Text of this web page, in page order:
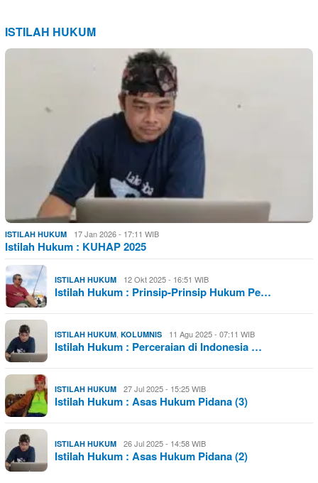
ISTILAH HUKUM
ISTILAH HUKUM 17 Jan 2026 - 17:11 WIB
Istilah Hukum : KUHAP 2025
ISTILAH HUKUM 12 Okt 2025 - 16:51 WIB
Istilah Hukum : Prinsip-Prinsip Hukum Pe…
ISTILAH HUKUM KOLUMNIS 11 Agu 2025 - 07:11 WIB
Istilah Hukum : Perceraian di Indonesia …
ISTILAH HUKUM 27 Jul 2025 - 15:25 WIB
Istilah Hukum : Asas Hukum Pidana (3)
ISTILAH HUKUM 26 Jul 2025 - 14:58 WIB
Istilah Hukum : Asas Hukum Pidana (2)